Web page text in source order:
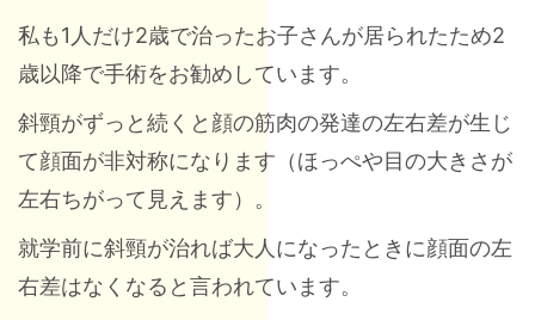
私も1人だけ2歳で治ったお子さんが居られたため2
歳以降で手術をお勧めしています。
斜頸がずっと続くと顔の筋肉の発達の左右差が生じ
て顔面が非対称になります（ほっぺや目の大きさが
左右ちがって見えます）。
就学前に斜頸が治れば大人になったときに顔面の左
右差はなくなると言われています。